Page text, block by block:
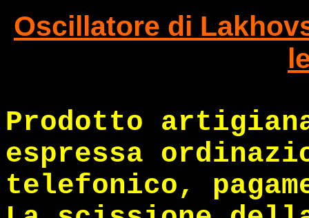
Oscillatore di
Prodotto
espressa
telefonico,